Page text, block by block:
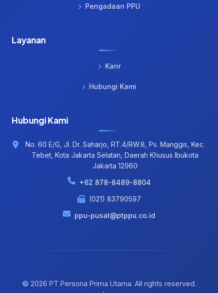
Pengadaan PPU
Layanan
Karir
Hubungi Kami
Hubungi Kami
No. 60 E/G, Jl. Dr. Saharjo, RT.4/RW.8, Ps. Manggis, Kec.
Tebet, Kota Jakarta Selatan, Daerah Khusus Ibukota
Jakarta 12960
+62 878-8489-8804
(021) 83790597
ppu-pusat@ptppu.co.id
© 2026 PT Persona Prima Utama. All rights reserved.